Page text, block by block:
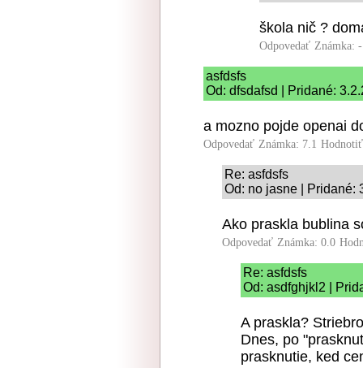
škola nič ?
Odpovedať Známka:
asfdsfs
Od: dfsdafsd | Pridané:
a mozno pojde openai
Odpovedať Známka: 7.1
Re: asfdsfs
Od: no jasne | Pridané:
Ako praskla bublina
Odpovedať Známka: 0.0
Re: asfdsfs
Od: asdfghjkl2 |
A praskla?
Dnes, po
prasknutie, ked